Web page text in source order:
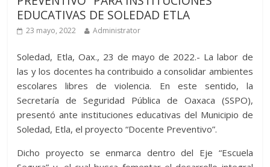
EDUCATIVAS DE SOLEDAD ETLA
23 mayo, 2022 Administrator
Soledad, Etla, Oax., 23 de mayo de 2022.- La labor de
las y los docentes ha contribuido a consolidar ambientes
escolares libres de violencia. En este sentido, la
Secretaría de Seguridad Pública de Oaxaca (SSPO),
presentó ante instituciones educativas del Municipio de
Soledad, Etla, el proyecto “Docente Preventivo”.
Dicho proyecto se enmarca dentro del Eje “Escuela